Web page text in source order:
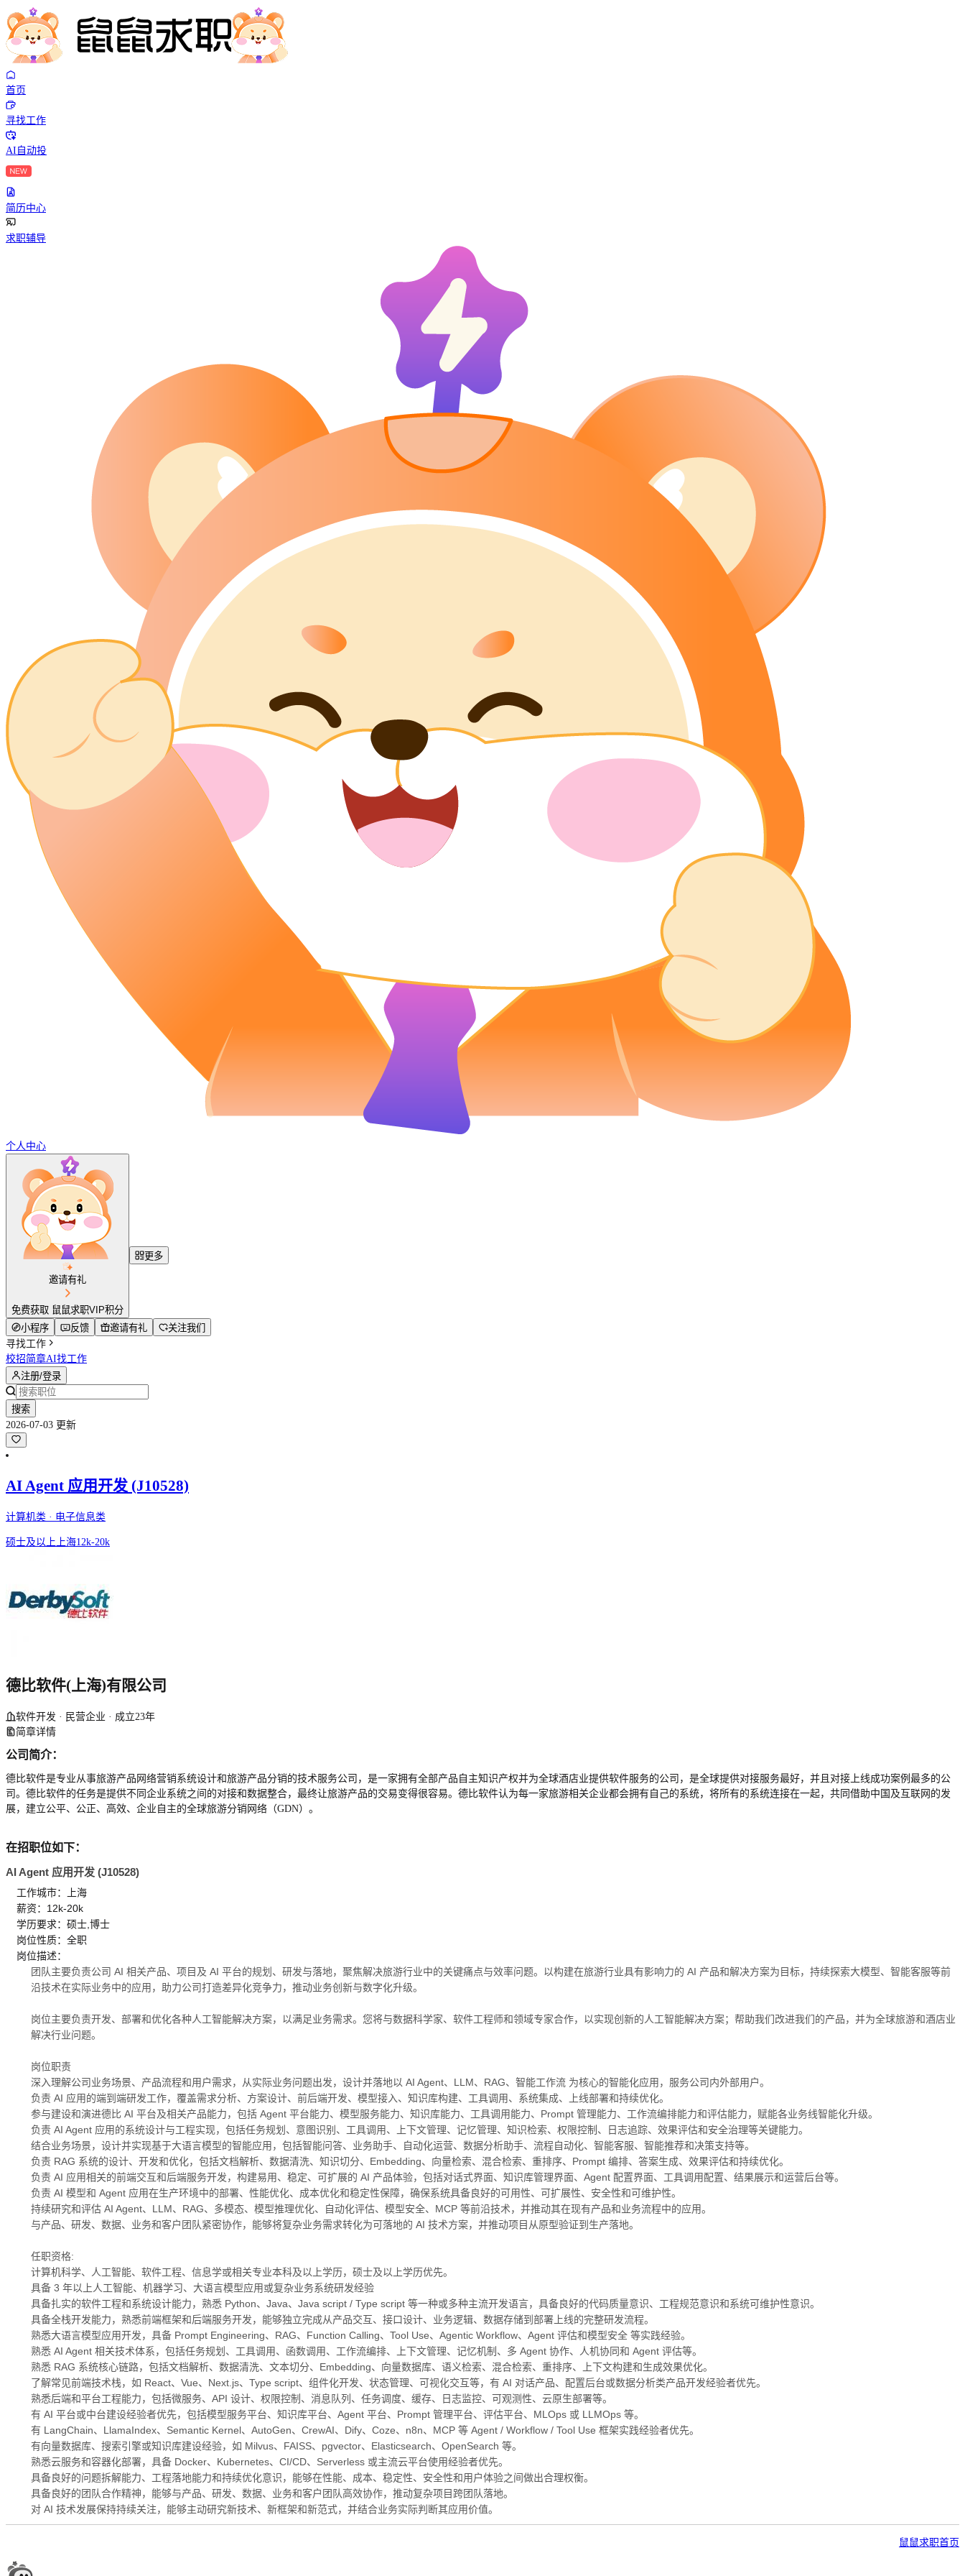
首页
寻找工作
AI自动投
简历中心
求职辅导
个人中心
邀请有礼
免费获取 鼠鼠求职VIP积分
更多
小程序 反馈 邀请有礼
关注我们
寻找工作
校招简章AI找工作
注册/登录
搜索
2026-07-03 更新
AI Agent 应用开发 (J10528)
计算机类 · 电子信息类
硕士及以上 上海12k-20k
德比软件(上海)有限公司
软件开发 · 民营企业 · 成立23年
简章详情
公司简介：
德比软件是专业从事旅游产品网络营销系统设计和旅游产品分销的技术服务公司，是一家拥有全部产品自主知识产权并为全球酒店业提供软件服务的公司，是全球提供对接服务最好，并且对接上线成功案例最多的公
司。德比软件的任务是提供不同企业系统之间的对接和数据整合，最终让旅游产品的交易变得很容易。德比软件认为每一家旅游相关企业都会拥有自己的系统，将所有的系统连接在一起，共同借助中国及互联网的发
展，建立公平、公正、高效、企业自主的全球旅游分销网络（GDN）。
在招职位如下：
AI Agent 应用开发 (J10528)
工作城市：上海
薪资：12k-20k
学历要求：硕士,博士
岗位性质：全职
岗位描述：
团队主要负责公司 AI 相关产品、项目及 AI 平台的规划、研发与落地，聚焦解决旅游行业中的关键痛点与效率问题。以构建在旅游行业具有影响力的 AI 产品和解决方案为目标，持续探索大模型、智能客服等前
沿技术在实际业务中的应用，助力公司打造差异化竞争力，推动业务创新与数字化升级。
岗位主要负责开发、部署和优化各种人工智能解决方案，以满足业务需求。您将与数据科学家、软件工程师和领域专家合作，以实现创新的人工智能解决方案；帮助我们改进我们的产品，并为全球旅游和酒店业
解决行业问题。
岗位职责
深入理解公司业务场景、产品流程和用户需求，从实际业务问题出发，设计并落地以 AI Agent、LLM、RAG、智能工作流 为核心的智能化应用，服务公司内外部用户。
负责 AI 应用的端到端研发工作，覆盖需求分析、方案设计、前后端开发、模型接入、知识库构建、工具调用、系统集成、上线部署和持续优化。
参与建设和演进德比 AI 平台及相关产品能力，包括 Agent 平台能力、模型服务能力、知识库能力、工具调用能力、Prompt 管理能力、工作流编排能力和评估能力，赋能各业务线智能化升级。
负责 AI Agent 应用的系统设计与工程实现，包括任务规划、意图识别、工具调用、上下文管理、记忆管理、知识检索、权限控制、日志追踪、效果评估和安全治理等关键能力。
结合业务场景，设计并实现基于大语言模型的智能应用，包括智能问答、业务助手、自动化运营、数据分析助手、流程自动化、智能客服、智能推荐和决策支持等。
负责 RAG 系统的设计、开发和优化，包括文档解析、数据清洗、知识切分、Embedding、向量检索、混合检索、重排序、Prompt 编排、答案生成、效果评估和持续优化。
负责 AI 应用相关的前端交互和后端服务开发，构建易用、稳定、可扩展的 AI 产品体验，包括对话式界面、知识库管理界面、Agent 配置界面、工具调用配置、结果展示和运营后台等。
负责 AI 模型和 Agent 应用在生产环境中的部署、性能优化、成本优化和稳定性保障，确保系统具备良好的可用性、可扩展性、安全性和可维护性。
持续研究和评估 AI Agent、LLM、RAG、多模态、模型推理优化、自动化评估、模型安全、MCP 等前沿技术，并推动其在现有产品和业务流程中的应用。
与产品、研发、数据、业务和客户团队紧密协作，能够将复杂业务需求转化为可落地的 AI 技术方案，并推动项目从原型验证到生产落地。
任职资格:
计算机科学、人工智能、软件工程、信息学或相关专业本科及以上学历，硕士及以上学历优先。
具备 3 年以上人工智能、机器学习、大语言模型应用或复杂业务系统研发经验
具备扎实的软件工程和系统设计能力，熟悉 Python、Java、Java script / Type script 等一种或多种主流开发语言，具备良好的代码质量意识、工程规范意识和系统可维护性意识。
具备全栈开发能力，熟悉前端框架和后端服务开发，能够独立完成从产品交互、接口设计、业务逻辑、数据存储到部署上线的完整研发流程。
熟悉大语言模型应用开发，具备 Prompt Engineering、RAG、Function Calling、Tool Use、Agentic Workflow、Agent 评估和模型安全 等实践经验。
熟悉 AI Agent 相关技术体系，包括任务规划、工具调用、函数调用、工作流编排、上下文管理、记忆机制、多 Agent 协作、人机协同和 Agent 评估等。
熟悉 RAG 系统核心链路，包括文档解析、数据清洗、文本切分、Embedding、向量数据库、语义检索、混合检索、重排序、上下文构建和生成效果优化。
了解常见前端技术栈，如 React、Vue、Next.js、Type script、组件化开发、状态管理、可视化交互等，有 AI 对话产品、配置后台或数据分析类产品开发经验者优先。
熟悉后端和平台工程能力，包括微服务、API 设计、权限控制、消息队列、任务调度、缓存、日志监控、可观测性、云原生部署等。
有 AI 平台或中台建设经验者优先，包括模型服务平台、知识库平台、Agent 平台、Prompt 管理平台、评估平台、MLOps 或 LLMOps 等。
有 LangChain、LlamaIndex、Semantic Kernel、AutoGen、CrewAI、Dify、Coze、n8n、MCP 等 Agent / Workflow / Tool Use 框架实践经验者优先。
有向量数据库、搜索引擎或知识库建设经验，如 Milvus、FAISS、pgvector、Elasticsearch、OpenSearch 等。
熟悉云服务和容器化部署，具备 Docker、Kubernetes、CI/CD、Serverless 或主流云平台使用经验者优先。
具备良好的问题拆解能力、工程落地能力和持续优化意识，能够在性能、成本、稳定性、安全性和用户体验之间做出合理权衡。
具备良好的团队合作精神，能够与产品、研发、数据、业务和客户团队高效协作，推动复杂项目跨团队落地。
对 AI 技术发展保持持续关注，能够主动研究新技术、新框架和新范式，并结合业务实际判断其应用价值。
鼠鼠求职首页